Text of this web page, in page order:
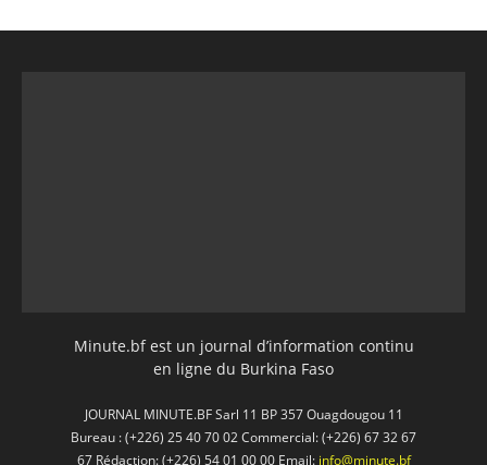
Minute.bf est un journal d’information continu
en ligne du Burkina Faso
JOURNAL MINUTE.BF Sarl 11 BP 357 Ouagdougou 11
Bureau : (+226) 25 40 70 02 Commercial: (+226) 67 32 67
67 Rédaction: (+226) 54 01 00 00 Email: info@minute.bf